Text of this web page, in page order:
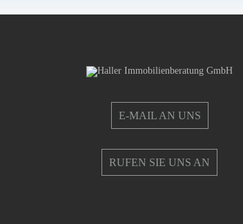
E-MAIL AN UNS
RUFEN SIE UNS AN